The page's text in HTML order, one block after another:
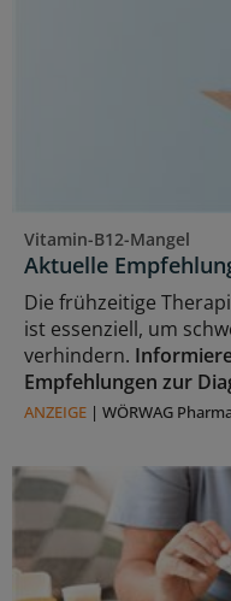
Vitamin-B12-Mangel
Aktuelle
Die frühzeitige
ist essenziell, um
verhindern.
Empfehlungen zur
ANZEIGE | WÖRWAG